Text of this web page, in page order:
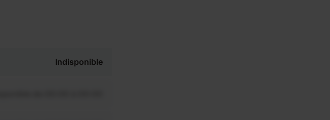
Indisponible